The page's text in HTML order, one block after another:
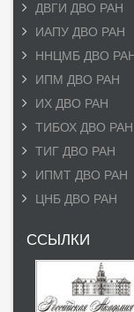
ДВГИ ДВО РАН
ИАПУ ДВО РАН
ННЦМБ ДВО
ИПМ ДВО РАН
ИХ ДВО РАН
ТИБОХ ДВО РАН
ТИГ ДВО РАН
ИПМТ ДВО РАН
ЦНБ ДВО РАН
ССЫЛКИ